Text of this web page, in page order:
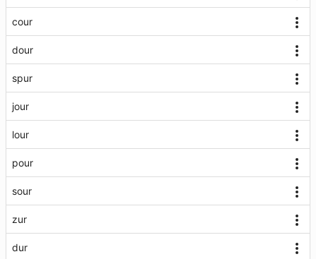
cour
dour
spur
jour
lour
pour
sour
zur
dur